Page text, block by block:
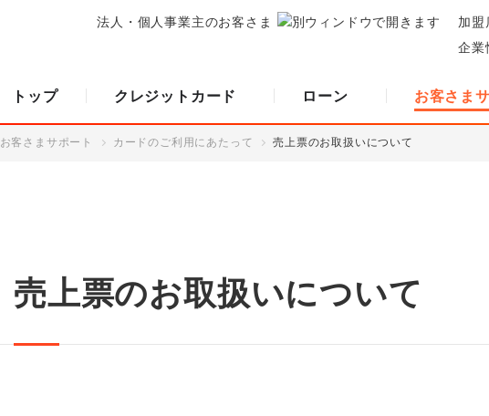
法人・個人事業主のお客さま
加盟
企業
トップ クレジットカード ローン お客さま
お客さまサポート カードのご利用にあたって 売上票のお取扱いについて
売上票のお取扱いについて